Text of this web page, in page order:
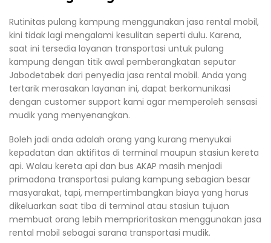
Rutinitas pulang kampung menggunakan jasa rental mobil,
kini tidak lagi mengalami kesulitan seperti dulu. Karena,
saat ini tersedia layanan transportasi untuk pulang
kampung dengan titik awal pemberangkatan seputar
Jabodetabek dari penyedia jasa rental mobil. Anda yang
tertarik merasakan layanan ini, dapat berkomunikasi
dengan customer support kami agar memperoleh sensasi
mudik yang menyenangkan.
Boleh jadi anda adalah orang yang kurang menyukai
kepadatan dan aktifitas di terminal maupun stasiun kereta
api. Walau kereta api dan bus AKAP masih menjadi
primadona transportasi pulang kampung sebagian besar
masyarakat, tapi, mempertimbangkan biaya yang harus
dikeluarkan saat tiba di terminal atau stasiun tujuan
membuat orang lebih memprioritaskan menggunakan jasa
rental mobil sebagai sarana transportasi mudik.